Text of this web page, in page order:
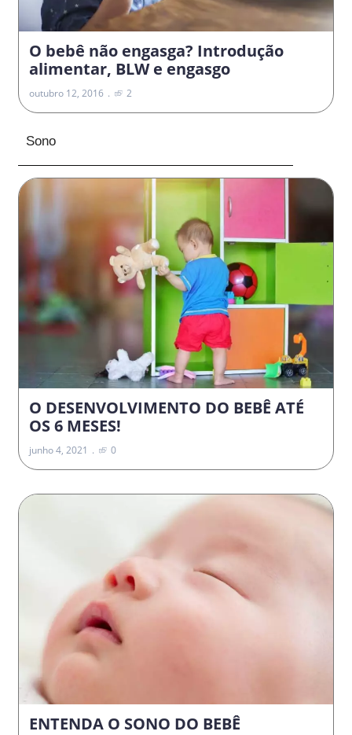
O bebê não engasga? Introdução
alimentar, BLW e engasgo
outubro 12, 2016 2
Sono
O DESENVOLVIMENTO DO BEBÊ ATÉ
OS 6 MESES!
junho 4, 2021 0
ENTENDA O SONO DO BEBÊ